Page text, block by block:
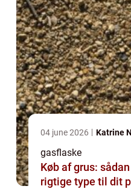
04 june 2026 Katrine
gasflaske
Køb af grus:
rigtige type til dit